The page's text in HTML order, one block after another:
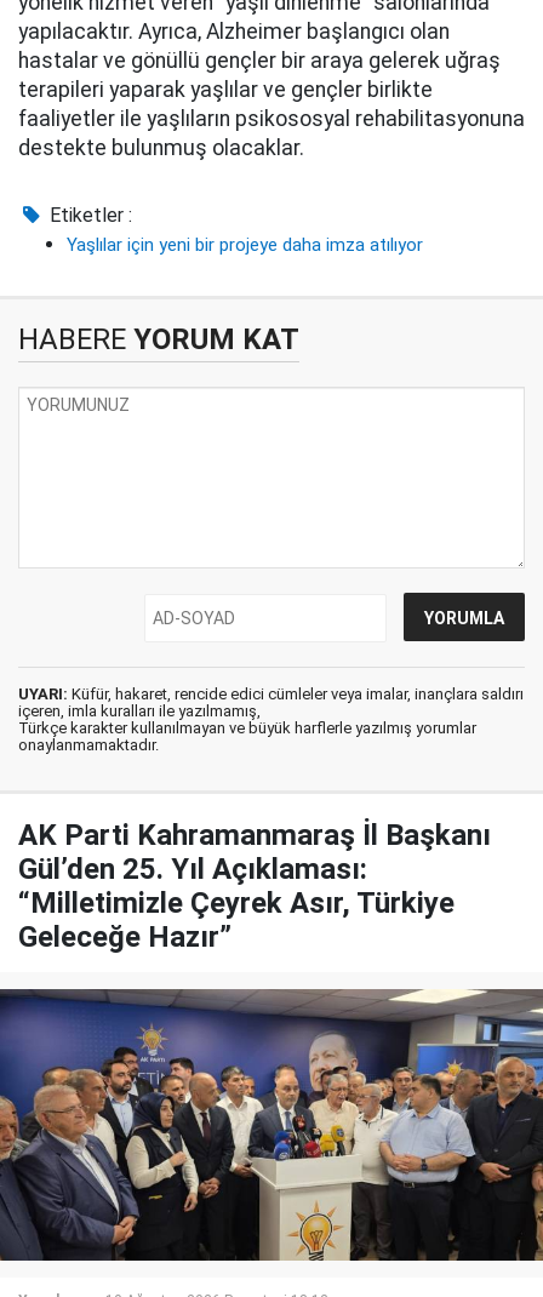
yapılacaktır. Ayrıca, Alzheimer başlangıcı olan
hastalar ve gönüllü gençler bir araya gelerek uğraş
terapileri yaparak yaşlılar ve gençler birlikte
faaliyetler ile yaşlıların psikososyal rehabilitasyonuna
destekte bulunmuş olacaklar.
Etiketler :
Yaşlılar için yeni bir projeye daha imza atılıyor
HABERE YORUM KAT
UYARI: Küfür, hakaret, rencide edici cümleler veya imalar, inançlara saldırı
içeren, imla kuralları ile yazılmamış,
Türkçe karakter kullanılmayan ve büyük harflerle yazılmış yorumlar
onaylanmamaktadır.
AK Parti Kahramanmaraş İl Başkanı
Gül’den 25. Yıl Açıklaması:
“Milletimizle Çeyrek Asır, Türkiye
Geleceğe Hazır”